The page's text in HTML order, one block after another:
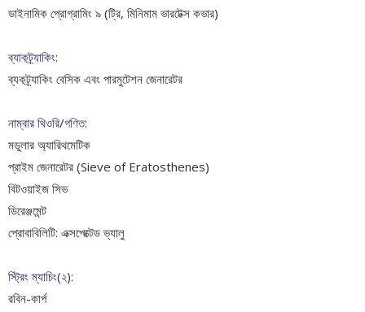
ডাইনামিক প্রোগ্রামিং ৯ (ট্রি, মিনিমাম ভারটেক্স কভার)
ব্যাকট্র্যাকিং:
ব্যকট্র্যাকিং বেসিক এবং পারমুটেশন জেনারেটর
নাম্বার থিওরি/গণিত:
মডুলার অ্যারিথমেটিক
প্রাইম জেনারেটর (Sieve of Eratosthenes)
বিটওয়াইজ সিভ
ডিরেঞ্জমেন্ট
প্রোবাবিলিটি: এক্সপেক্টেড ভ্যালু
স্ট্রিং ম্যাচিং(২):
রবিন-কার্প